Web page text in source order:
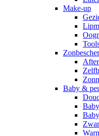
Make-up
Baby &